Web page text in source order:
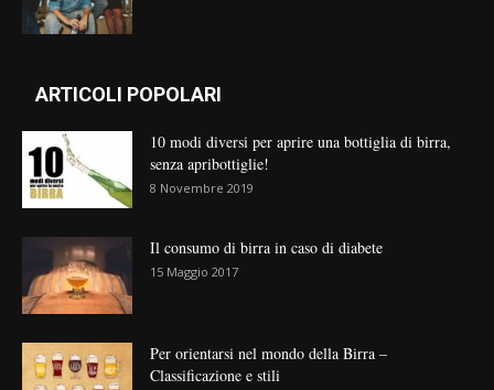
ARTICOLI POPOLARI
10 modi diversi per aprire una bottiglia di birra,
senza apribottiglie!
8 Novembre 2019
Il consumo di birra in caso di diabete
15 Maggio 2017
Per orientarsi nel mondo della Birra –
Classificazione e stili